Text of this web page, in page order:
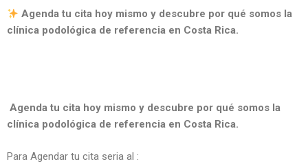
Agenda tu cita hoy mismo y descubre por qué somos la
clínica podológica de referencia en Costa Rica.
Agenda tu cita hoy mismo y descubre por qué somos la
clínica podológica de referencia en Costa Rica.
Para Agendar tu cita seria al :